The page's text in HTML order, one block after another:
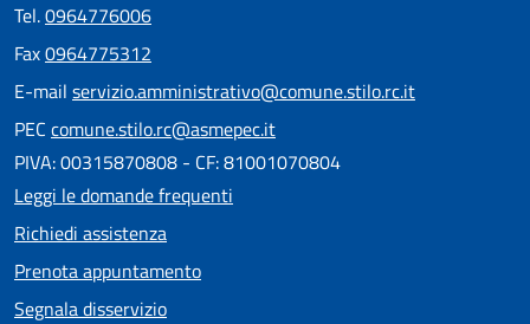
Tel.0964776006
Fax0964775312
E-mail servizio.amministrativo@comune.stilo.rc.it
PEC comune.stilo.rc@asmepec.it
PIVA: 00315870808 - CF: 81001070804
Leggi le domande frequenti
Richiedi assistenza
Prenota appuntamento
Segnala disservizio